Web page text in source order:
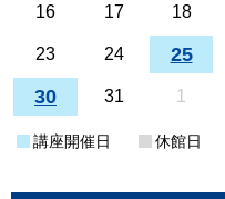
16 17 18
23 24 25
30 31 1
講座開催日 休館日